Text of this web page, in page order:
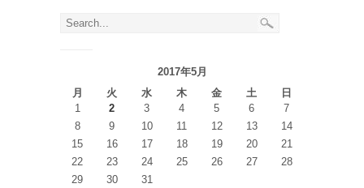
2017年5月
月
火 水 木 金 土
日
1
2 3 4 5 6
7
8
9 10 11 12 13
14
15
16 17 18 19 20
21
22
23 24 25 26 27
28
29
30
31